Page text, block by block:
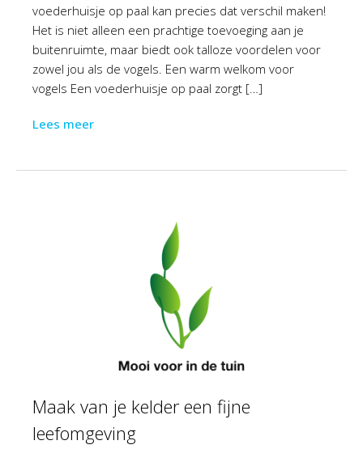
voederhuisje op paal kan precies dat verschil maken!
Het is niet alleen een prachtige toevoeging aan je
buitenruimte, maar biedt ook talloze voordelen voor
zowel jou als de vogels. Een warm welkom voor
vogels Een voederhuisje op paal zorgt […]
Lees meer
Maak van je kelder een fijne
leefomgeving